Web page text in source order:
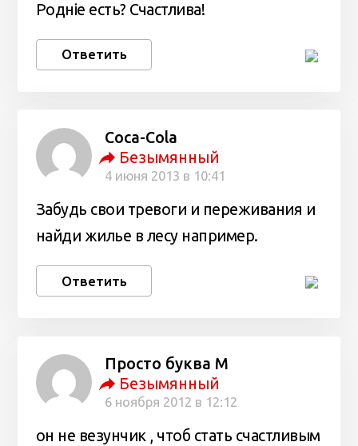
Родніе есть? Счастлива!
Ответить
Coca-Cola
Безымянный
4 июня 2013 в 10:41
Забудь свои тревоги и переживания и
найди жилье в лесу например.
Ответить
Просто буква М
Безымянный
6 ноября 2012 в 12:12
он не везунчик , чтоб стать счастливым